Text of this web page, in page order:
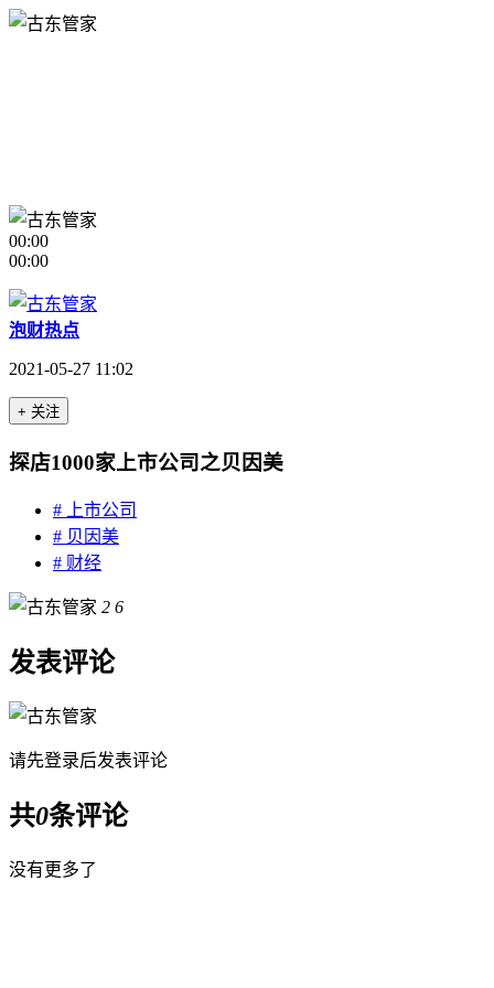
00:00
00:00
泡财热点
2021-05-27 11:02
+ 关注
探店1000家上市公司之贝因美
# 上市公司
# 贝因美
# 财经
2 6
发表评论
请先登录后发表评论
共0条评论
没有更多了